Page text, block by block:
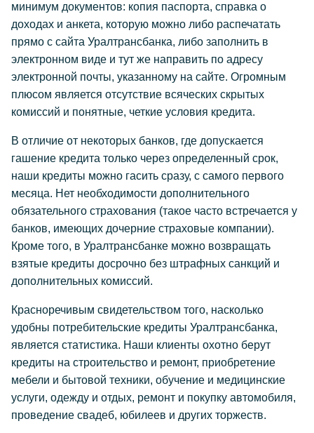
минимум документов: копия паспорта, справка о
доходах и анкета, которую можно либо распечатать
прямо с сайта Уралтрансбанка, либо заполнить в
электронном виде и тут же направить по адресу
электронной почты, указанному на сайте. Огромным
плюсом является отсутствие всяческих скрытых
комиссий и понятные, четкие условия кредита.
В отличие от некоторых банков, где допускается
гашение кредита только через определенный срок,
наши кредиты можно гасить сразу, с самого первого
месяца. Нет необходимости дополнительного
обязательного страхования (такое часто встречается у
банков, имеющих дочерние страховые компании).
Кроме того, в Уралтрансбанке можно возвращать
взятые кредиты досрочно без штрафных санкций и
дополнительных комиссий.
Красноречивым свидетельством того, насколько
удобны потребительские кредиты Уралтрансбанка,
является статистика. Наши клиенты охотно берут
кредиты на строительство и ремонт, приобретение
мебели и бытовой техники, обучение и медицинские
услуги, одежду и отдых, ремонт и покупку автомобиля,
проведение свадеб, юбилеев и других торжеств.